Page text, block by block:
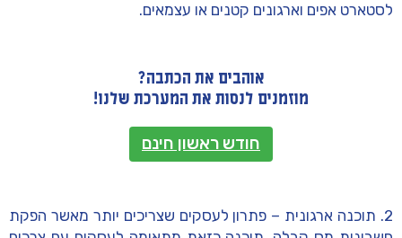
לסטארט אפים וארגונים קטנים או עצמאים.
אוהבים את הכתבה?
מוזמנים לנסות את המערכת שלנו!
חודש ראשון חינם
2. תוכנה ארגונית – פתרון לעסקים שצריכים יותר מאשר הפקת